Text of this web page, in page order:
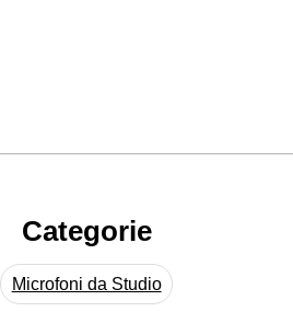
Categorie
Microfoni da Studio